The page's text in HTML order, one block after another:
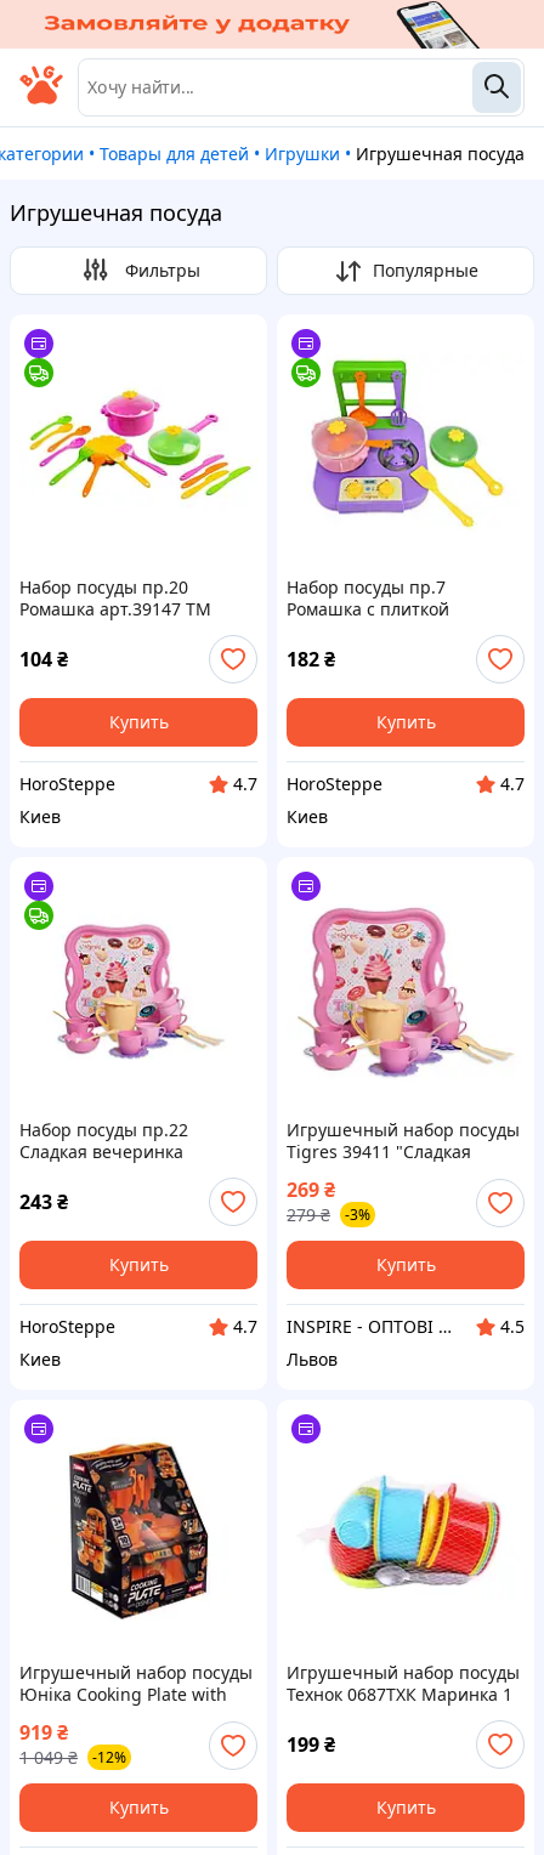
категории • Товары для детей • Игрушки • Игрушечная посуда
Игрушечная посуда
Фильтры Популярные
Набор посуды пр.20
Ромашка арт.39147 ТМ
104₴
Купить
HoroSteppe
4.7
Киев
Набор посуды пр.7
Ромашка с плиткой
182₴
Купить
HoroSteppe
4.7
Киев
Набор посуды пр.22
Сладкая вечеринка
243₴
Купить
HoroSteppe
4.7
Киев
Игрушечный набор посуды
Tigres 39411 "Сладкая
269₴
279 ₴ -3%
Купить
INSPIRE - ОПТОВІ ПРОДАЖІ ТА БЕЗГОТІВКА ДЛЯ БІЗНЕСУ
4.5
Львов
Игрушечный набор посуды
Юніка Cooking Plate with
919₴
1 049 ₴ -12%
Купить
Игрушечный набор посуды
Технок 0687ТХК Маринка 1
199₴
Купить